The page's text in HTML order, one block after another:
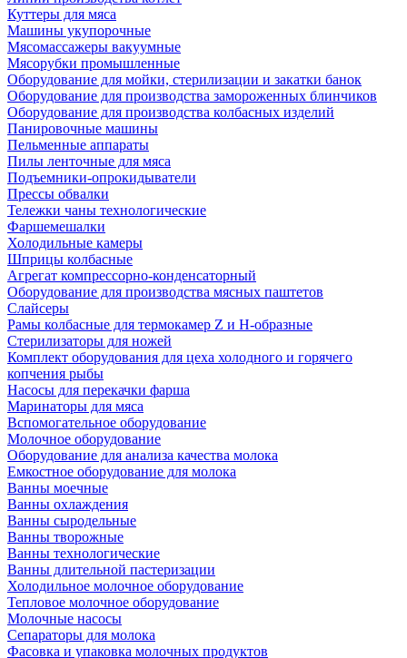
Куттеры для мяса
Машины укупорочные
Мясомассажеры вакуумные
Мясорубки промышленные
Оборудование для мойки, стерилизации и закатки банок
Оборудование для производства замороженных блинчиков
Оборудование для производства колбасных изделий
Панировочные машины
Пельменные аппараты
Пилы ленточные для мяса
Подъемники-опрокидыватели
Прессы обвалки
Тележки чаны технологические
Фаршемешалки
Холодильные камеры
Шприцы колбасные
Агрегат компрессорно-конденсаторный
Оборудование для производства мясных паштетов
Слайсеры
Рамы колбасные для термокамер Z и H-образные
Стерилизаторы для ножей
Комплект оборудования для цеха холодного и горячего
копчения рыбы
Насосы для перекачки фарша
Маринаторы для мяса
Вспомогательное оборудование
Молочное оборудование
Оборудование для анализа качества молока
Емкостное оборудование для молока
Ванны моечные
Ванны охлаждения
Ванны сыродельные
Ванны творожные
Ванны технологические
Ванны длительной пастеризации
Холодильное молочное оборудование
Тепловое молочное оборудование
Молочные насосы
Сепараторы для молока
Фасовка и упаковка молочных продуктов